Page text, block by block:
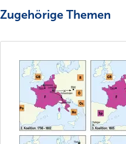
Zugehörige Themen